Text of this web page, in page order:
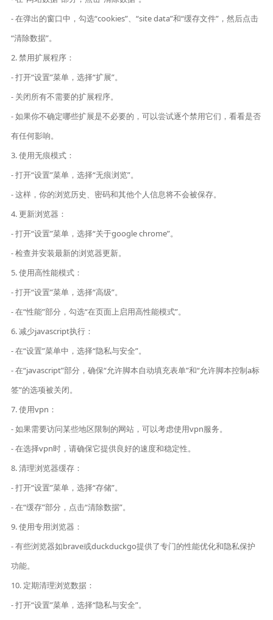
- 在弹出的窗口中，勾选“cookies”、“site data”和“缓存文件”，然后点击
“清除数据”。
2. 禁用扩展程序：
- 打开“设置”菜单，选择“扩展”。
- 关闭所有不需要的扩展程序。
- 如果你不确定哪些扩展是不必要的，可以尝试逐个禁用它们，看看是否
有任何影响。
3. 使用无痕模式：
- 打开“设置”菜单，选择“无痕浏览”。
- 这样，你的浏览历史、密码和其他个人信息将不会被保存。
4. 更新浏览器：
- 打开“设置”菜单，选择“关于google chrome”。
- 检查并安装最新的浏览器更新。
5. 使用高性能模式：
- 打开“设置”菜单，选择“高级”。
- 在“性能”部分，勾选“在页面上启用高性能模式”。
6. 减少javascript执行：
- 在“设置”菜单中，选择“隐私与安全”。
- 在“javascript”部分，确保“允许脚本自动填充表单”和“允许脚本控制a标
签”的选项被关闭。
7. 使用vpn：
- 如果需要访问某些地区限制的网站，可以考虑使用vpn服务。
- 在选择vpn时，请确保它提供良好的速度和稳定性。
8. 清理浏览器缓存：
- 打开“设置”菜单，选择“存储”。
- 在“缓存”部分，点击“清除数据”。
9. 使用专用浏览器：
- 有些浏览器如brave或duckduckgo提供了专门的性能优化和隐私保护
功能。
10. 定期清理浏览数据：
- 打开“设置”菜单，选择“隐私与安全”。